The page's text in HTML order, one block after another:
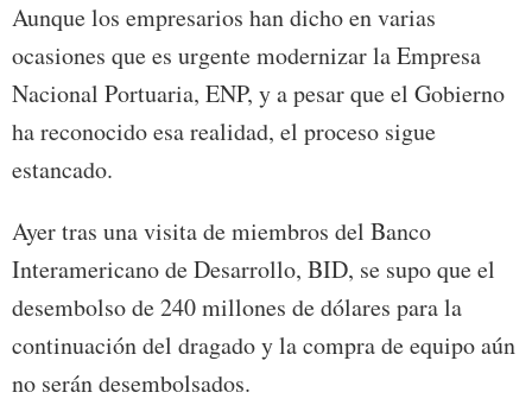
Aunque los empresarios han dicho en varias
ocasiones que es urgente modernizar la Empresa
Nacional Portuaria, ENP, y a pesar que el Gobierno
ha reconocido esa realidad, el proceso sigue
estancado.
Ayer tras una visita de miembros del Banco
Interamericano de Desarrollo, BID, se supo que el
desembolso de 240 millones de dólares para la
continuación del dragado y la compra de equipo aún
no serán desembolsados.